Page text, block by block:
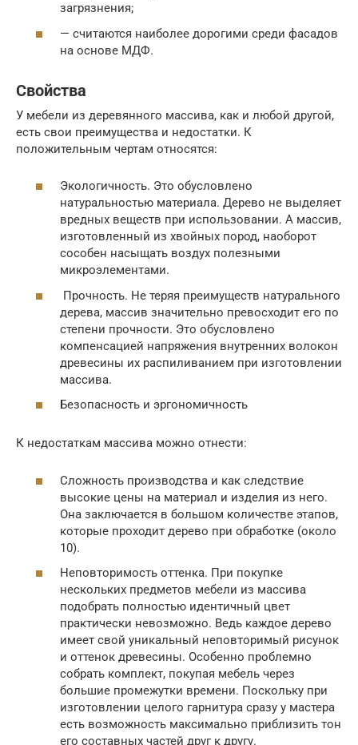
загрязнения;
— считаются наиболее дорогими среди фасадов
на основе МДФ.
Свойства
У мебели из деревянного массива, как и любой другой,
есть свои преимущества и недостатки. К
положительным чертам относятся:
Экологичность. Это обусловлено
натуральностью материала. Дерево не выделяет
вредных веществ при использовании. А массив,
изготовленный из хвойных пород, наоборот
сособен насыщать воздух полезными
микроэлементами.
Прочность. Не теряя преимуществ натурального
дерева, массив значительно превосходит его по
степени прочности. Это обусловлено
компенсацией напряжения внутренних волокон
древесины их распиливанием при изготовлении
массива.
Безопасность и эргономичность
К недостаткам массива можно отнести:
Сложность производства и как следствие
высокие цены на материал и изделия из него.
Она заключается в большом количестве этапов,
которые проходит дерево при обработке (около
10).
Неповторимость оттенка. При покупке
нескольких предметов мебели из массива
подобрать полностью идентичный цвет
практически невозможно. Ведь каждое дерево
имеет свой уникальный неповторимый рисунок
и оттенок древесины. Особенно проблемно
собрать комплект, покупая мебель через
большие промежутки времени. Поскольку при
изготовлении целого гарнитура сразу у мастера
есть возможность максимально приблизить тон
его составных частей друг к другу.